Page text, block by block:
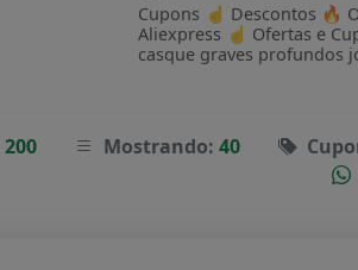
Cupons ☝ Descontos 🔥
Aliexpress ☝ Ofertas e
casque graves profundos
200 Mostrando: 40